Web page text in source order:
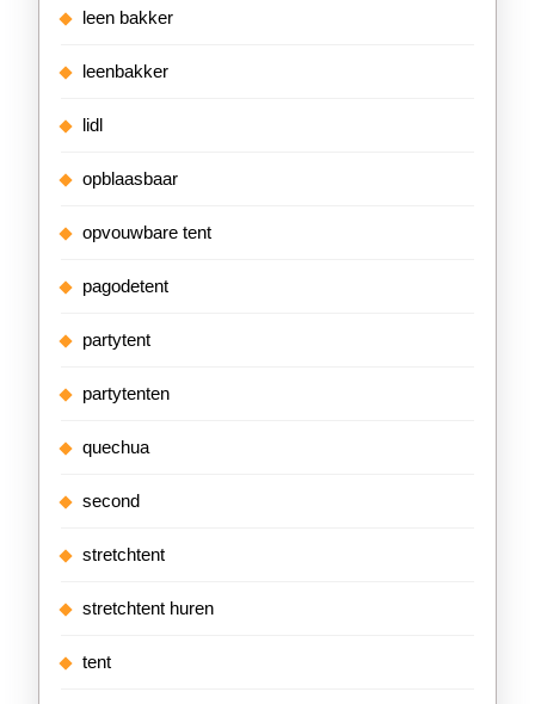
leen bakker
leenbakker
lidl
opblaasbaar
opvouwbare tent
pagodetent
partytent
partytenten
quechua
second
stretchtent
stretchtent huren
tent